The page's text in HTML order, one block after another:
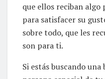
que ellos reciban algo
para satisfacer su
sobre todo, que les
son para ti.
Si estás buscando